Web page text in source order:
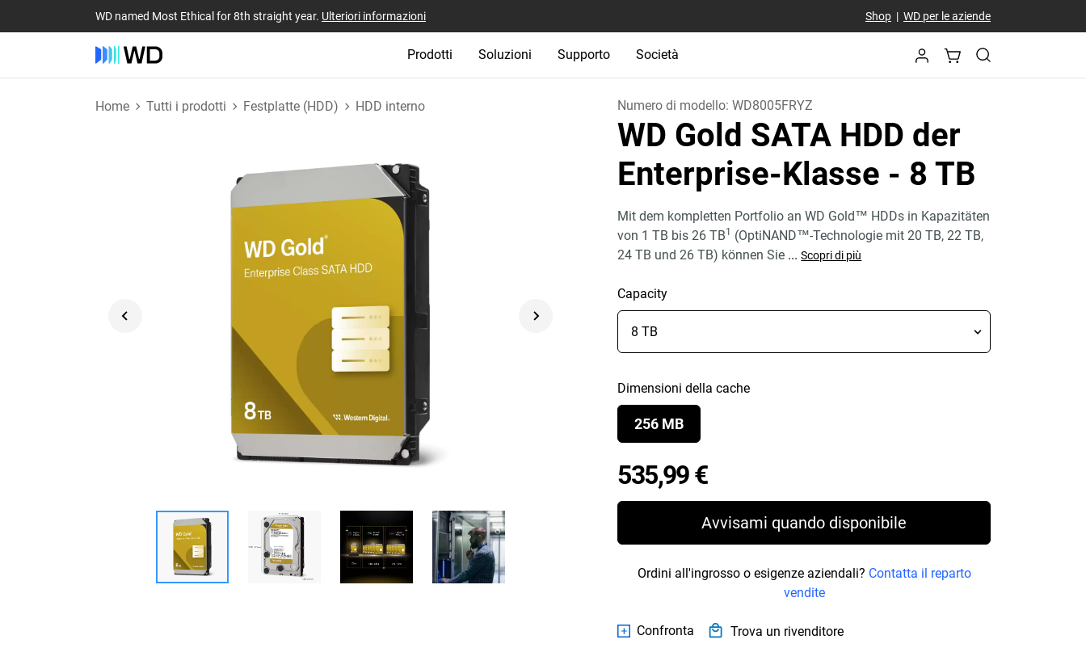
WD named Most Ethical for 8th straight year. Ulteriori informazioni Shop| WD per le aziende
Prodotti Soluzioni Supporto Società
Home Tutti i prodotti Festplatte (HDD) HDD interno Numero di modello:WD8005FRYZ
WD Gold SATA HDD der
Enterprise-Klasse - 8 TB
Mit dem kompletten Portfolio an WD Gold™ HDDs in Kapazitäten
von 1 TB bis 26 TB1
(OptiNAND™-Technologie mit 20 TB, 22 TB,
24 TB und 26 TB) können Sie ... Scopri di più
Capacity
Dimensioni della cache
256 MB
535,99 €Price 535,99 €
Avvisami quando disponibile
Ordini all'ingrosso o esigenze aziendali? Contatta il reparto
vendite
Confronta Trova un rivenditore